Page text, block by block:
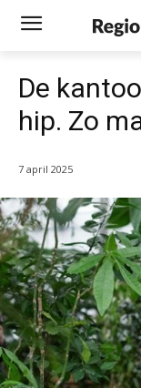
De
hip. Zo
7 april 2025